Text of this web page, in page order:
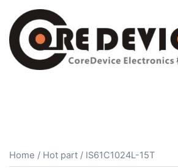
Home / Hot part / IS61C1024L-15T